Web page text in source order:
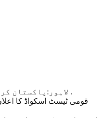
لاہور:پاکستان کرکٹ بورڈ‌ کی جانب سے سٹار بلے باز بابر اعظم کو دورہ انگلینڈ اور ویسٹ انڈیز کے لئے ایک بار پھر قومی کرکٹ‌ کا کپتان مقرر کر دیا گیا ہے .